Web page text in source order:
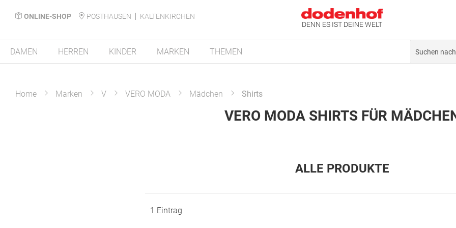
ONLINE-SHOP POSTHAUSEN
KALTENKIRCHEN
DENN ES IST DEINE WELT
DAMEN HERREN KINDER MARKEN THEMEN
Home Marken V VERO MODA Mädchen Shirts
VERO MODA SHIRTS FÜR
ALLE PRODUKTE
1 Eintrag